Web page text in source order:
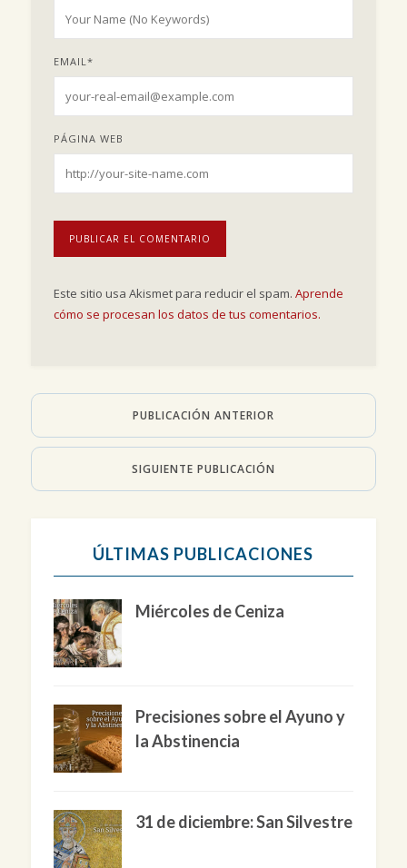
EMAIL*
PÁGINA WEB
Este sitio usa Akismet para reducir el spam. Aprende
cómo se procesan los datos de tus comentarios.
PUBLICACIÓN ANTERIOR
SIGUIENTE PUBLICACIÓN
ÚLTIMAS PUBLICACIONES
Miércoles de Ceniza
Precisiones sobre el Ayuno y
la Abstinencia
31 de diciembre: San Silvestre